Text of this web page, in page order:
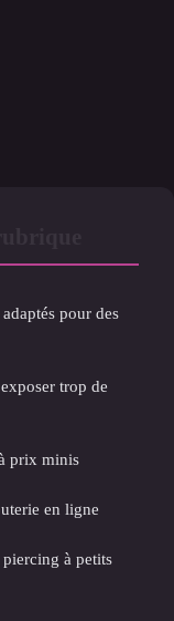
pour des
trop de
prix minis
en ligne
à petits